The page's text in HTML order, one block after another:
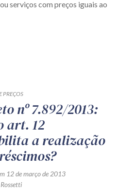
serviços com preços iguais ao
PREÇOS
nº 7.892/2013:
art. 12
a realização
12 de março de 2013